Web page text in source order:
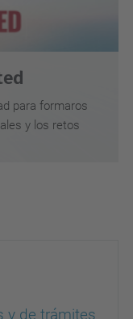
para formaros
y los retos
y de trámites